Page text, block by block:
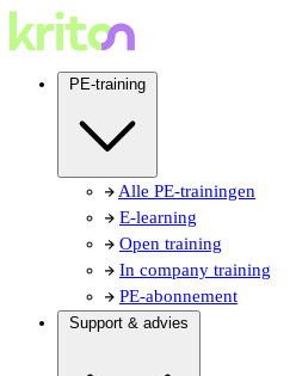
PE-training
Alle PE-trainingen
E-learning
Open training
In company training
PE-abonnement
Support & advies